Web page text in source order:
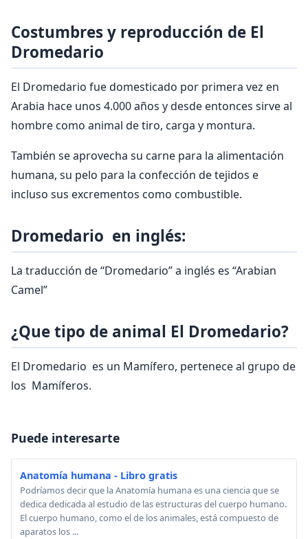
Costumbres y reproducción de El
Dromedario
El Dromedario fue domesticado por primera vez en
Arabia hace unos 4.000 años y desde entonces sirve al
hombre como animal de tiro, carga y montura.
También se aprovecha su carne para la alimentación
humana, su pelo para la confección de tejidos e
incluso sus excrementos como combustible.
Dromedario en inglés:
La traducción de “Dromedario” a inglés es “Arabian
Camel”
¿Que tipo de animal El Dromedario?
El Dromedario es un Mamífero, pertenece al grupo de
los Mamíferos.
Puede interesarte
Anatomía humana - Libro gratis
Podríamos decir que la Anatomía humana es una ciencia que se
dedica dedicada al estudio de las estructuras del cuerpo humano.
El cuerpo humano, como el de los animales, está compuesto de
aparatos los ...